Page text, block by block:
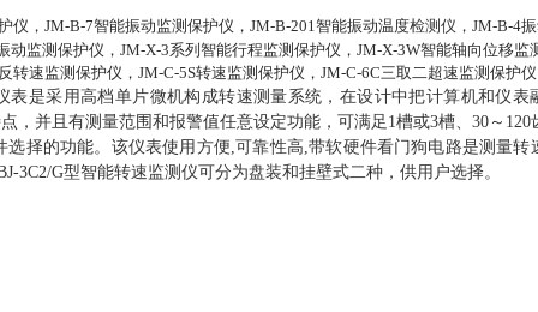
仪，JM-B-7智能振动监测保护仪，JM-B-201智能振动温度检测仪 ，JM-B-4
监测保护仪，JM-X-3系列智能行程监测保护仪，JM-X-3W智能轴向位移监
速监测保护仪，JM-C-5S转速监测保护仪，JM-C-6C三取二超速监测保护仪
是采用高档单片微机构成转速测量系统，在设计中把计算机和仪表
并且有测量范围和报警值任意设定功能，可满足1槽或3槽、30～120
择的功能。该仪表使用方便,可靠性高,带软硬件看门狗电路是测量转
G型智能转速监测仪可分为盘装和挂壁式二种，供用户选择。